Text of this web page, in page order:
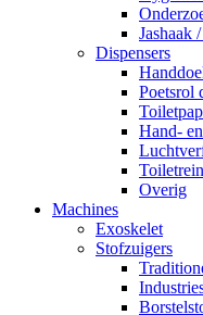
Jashaak
Dispensers
Poetsrol
Hand-
Overig
Machines
Exoskelet
Stofzuigers